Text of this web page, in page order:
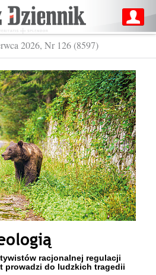
2026, Nr 126 (8597)
racjonalnej regulacji
prowadzi do ludzkich tragedii